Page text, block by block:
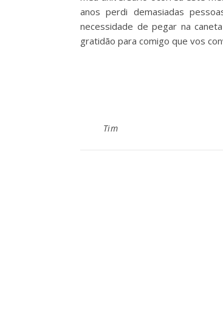
anos perdi demasiadas
necessidade de pegar na
gratidão para comigo que vos
Tim